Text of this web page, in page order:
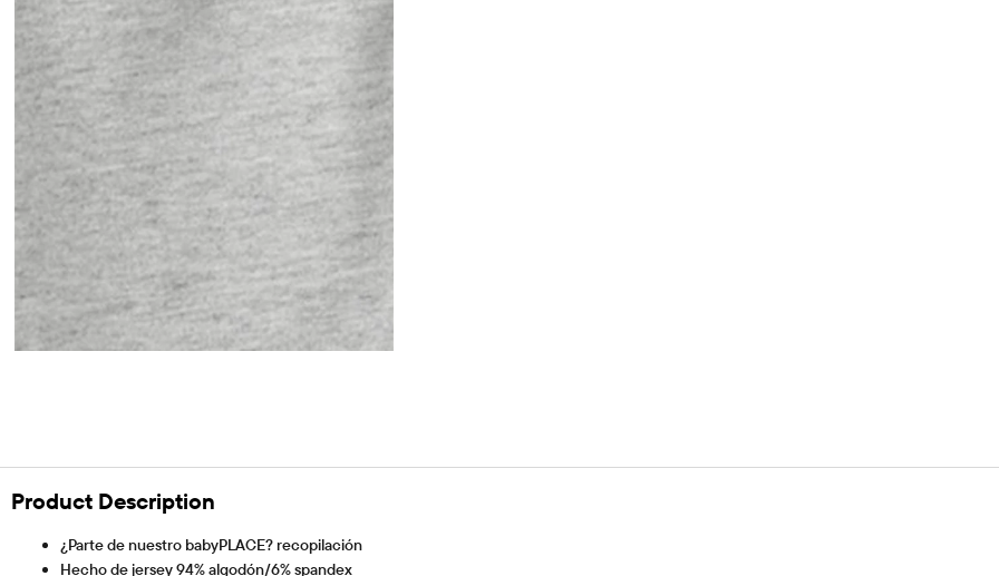
Product Description
¿Parte de nuestro babyPLACE? recopilación
Hecho de jersey 94% algodón/6% spandex